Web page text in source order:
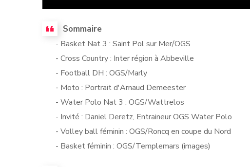
Sommaire
- Basket Nat 3 : Saint Pol sur Mer/OGS
- Cross Country : Inter région à Abbeville
- Football DH : OGS/Marly
- Moto : Portrait d'Arnaud Demeester
- Water Polo Nat 3 : OGS/Wattrelos
- Invité : Daniel Deretz, Entraineur OGS Water Polo
- Volley ball féminin : OGS/Roncq en coupe du Nord
- Basket féminin : OGS/Templemars (images)